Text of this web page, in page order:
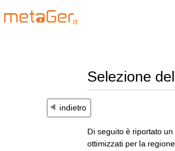
IT
Selezione
indietro
Di seguito è riportato
ottimizzati per la